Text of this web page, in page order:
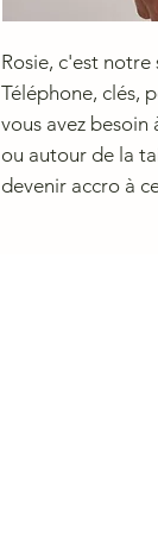
Rosie, c'est
Téléphone, clés,
vous avez besoin
ou autour de la
devenir accro à